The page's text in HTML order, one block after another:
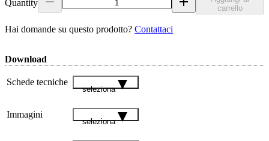
Quantity
carrello
Hai domande su questo prodotto? Contattaci
Download
Schede tecniche
seleziona
Immagini
seleziona